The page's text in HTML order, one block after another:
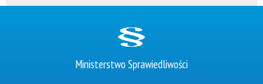
Ministerstwo Sprawiedliwości